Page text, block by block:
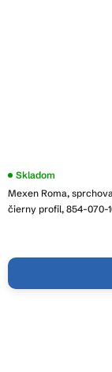
Mexen Roma,
čierny profil, 854-070-
Skladom